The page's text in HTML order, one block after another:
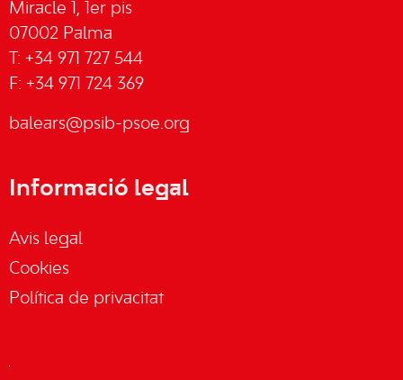
Miracle 1, 1er pis
07002 Palma
T: +34 971 727 544
F: +34 971 724 369
balears@psib-psoe.org
Informació legal
Avis legal
Cookies
Política de privacitat